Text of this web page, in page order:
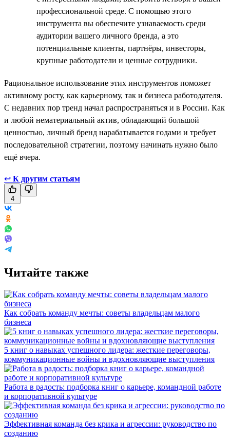
профессиональной среде. С помощью этого
инструмента вы обеспечите узнаваемость среди
аудитории вашего личного бренда, а это
потенциальные клиенты, партнёры, инвесторы,
крупные работодатели и ценные сотрудники.
Рациональное использование этих инструментов поможет
активному росту, как карьерному, так и бизнеса работодателя.
С недавних пор тренд начал распространяться и в России. Как
и любой нематериальный актив, обладающий большой
ценностью, личный бренд нарабатывается годами и требует
последовательной стратегии, поэтому начинать нужно было
ещё вчера.
↩ К другим статьям
4
Читайте также
Как собрать команду мечты: советы владельцам малого
бизнеса
5 книг о навыках успешного лидера: жесткие переговоры,
коммуникационные войны и вдохновляющие выступления
Работа в радость: подборка книг о карьере, командной работе
и корпоративной культуре
Эффективная команда без крика и агрессии: руководство по
созданию